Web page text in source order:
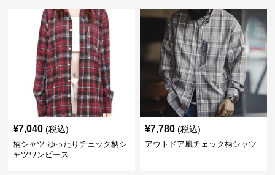
¥7,040 (税込)
柄シャツ ゆったりチェック柄シ
ャツワンピース
¥7,780 (税込)
アウトドア風チェック柄シャツ